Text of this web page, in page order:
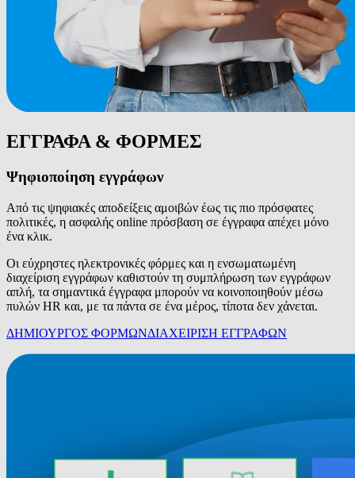
ΕΓΓΡΑΦΑ & ΦΟΡΜΕΣ
Ψηφιοποίηση εγγράφων
Από τις ψηφιακές αποδείξεις αμοιβών έως τις πιο πρόσφατες
πολιτικές, η ασφαλής online πρόσβαση σε έγγραφα απέχει μόνο
ένα κλικ.
Οι εύχρηστες ηλεκτρονικές φόρμες και η ενσωματωμένη
διαχείριση εγγράφων καθιστούν τη συμπλήρωση των εγγράφων
απλή, τα σημαντικά έγγραφα μπορούν να κοινοποιηθούν μέσω
πυλών HR και, με τα πάντα σε ένα μέρος, τίποτα δεν χάνεται.
ΔΗΜΙΟΥΡΓΟΣ ΦΟΡΜΩΝΔΙΑΧΕΙΡΙΣΗ ΕΓΓΡΑΦΩΝ